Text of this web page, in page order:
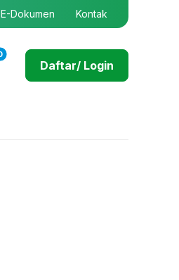
E-Dokumen Kontak
Daftar/ Login